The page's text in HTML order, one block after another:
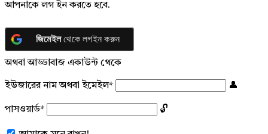
আপনাকে লগ ইন করতে হবে.
জিমেইলথেকে লগইন করুন
অথবা আড্ডাবাজ একাউন্ট থেকে
ইউজারের নাম অথবা ইমেইল*
পাসওয়ার্ড*